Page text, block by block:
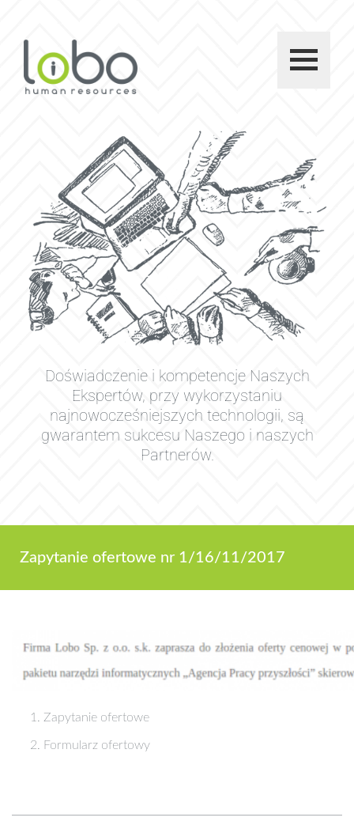
Doświadczenie i kompetencje Naszych
Ekspertów, przy wykorzystaniu
najnowocześniejszych technologii, są
gwarantem sukcesu Naszego i naszych
Partnerów.
Zapytanie ofertowe nr 1/16/11/2017
Zapytanie ofertowe
Formularz ofertowy